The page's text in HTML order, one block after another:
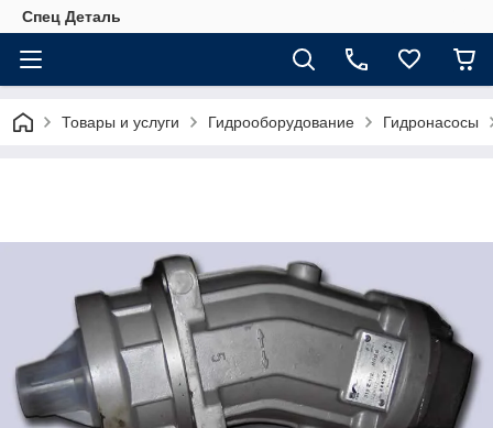
Спец Деталь
Товары и услуги Гидрооборудование Гидронасосы